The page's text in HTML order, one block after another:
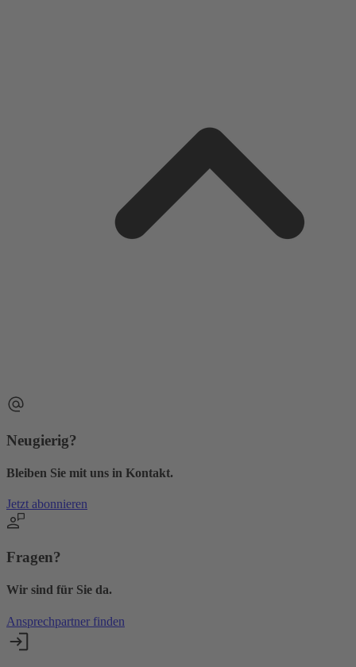
Neugierig?
Bleiben Sie mit uns in Kontakt.
Jetzt abonnieren
Fragen?
Wir sind für Sie da.
Ansprechpartner finden